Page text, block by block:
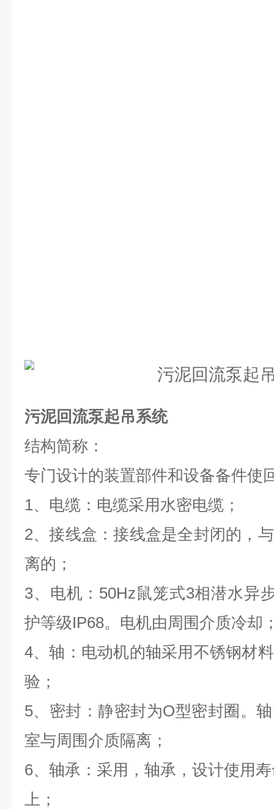
污泥回流泵起吊系统
结构简称：
专门设计的装置部件和设备备件使
1、电缆：电缆采用水密电缆；
2、接线盒：接线盒是全封闭的，
离的；
3、电机：50Hz鼠笼式3相潜水异
护等级IP68。电机由周围介质冷却
4、轴：电动机的轴采用不锈钢材
验；
5、密封：静密封为O型密封圈。
室与周围介质隔离；
6、轴承：采用，轴承，设计使用
上；